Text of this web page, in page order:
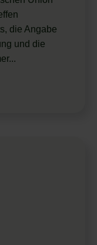
die Angabe
und die